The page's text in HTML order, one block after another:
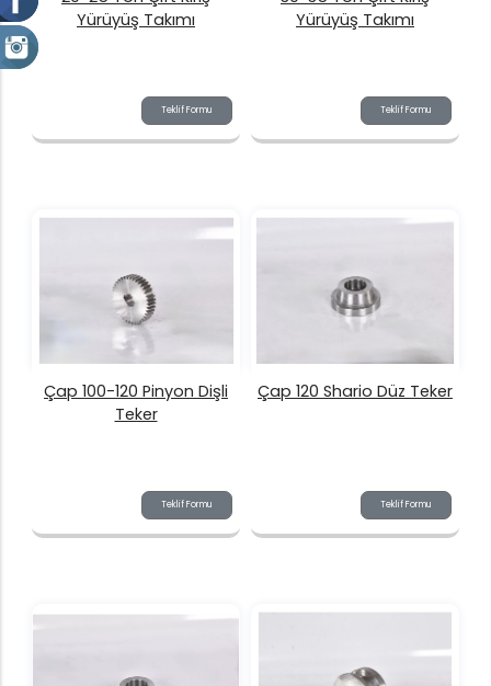
Teklif Formu
Yürüyüş Takımı
Teklif Formu
Yürüyüş Takımı
Teklif Formu
Çap 100-120 Pinyon Dişli
Teker
Teklif Formu
Çap 120 Shario Düz Teker